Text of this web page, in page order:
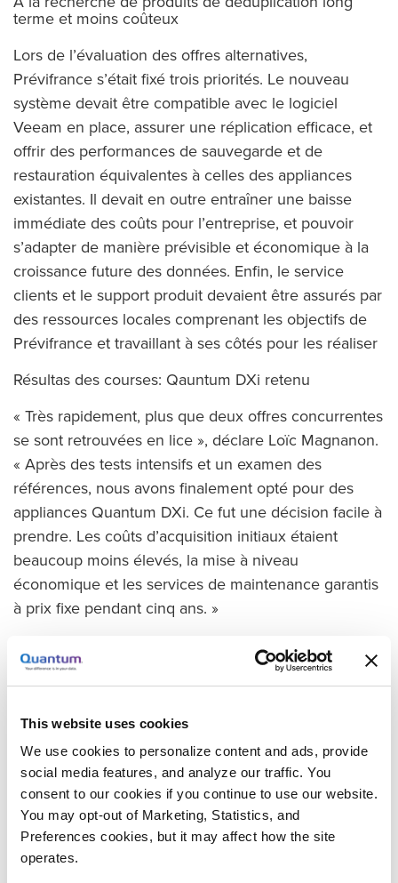
This website uses cookies
We use cookies to personalize content and ads, provide
social media features, and analyze our traffic. You
consent to our cookies if you continue to use our website.
You may opt-out of Marketing, Statistics, and
Preferences cookies, but it may affect how the site
operates.
terme et moins coûteux
Lors de l’évaluation des offres alternatives,
Prévifrance s’était fixé trois priorités. Le nouveau
système devait être compatible avec le logiciel
Veeam en place, assurer une réplication efficace, et
offrir des performances de sauvegarde et de
restauration équivalentes à celles des appliances
existantes. Il devait en outre entraîner une baisse
immédiate des coûts pour l’entreprise, et pouvoir
s’adapter de manière prévisible et économique à la
croissance future des données. Enfin, le service
clients et le support produit devaient être assurés par
des ressources locales comprenant les objectifs de
Prévifrance et travaillant à ses côtés pour les réaliser
Résultas des courses: Qauntum DXi retenu
« Très rapidement, plus que deux offres concurrentes
se sont retrouvées en lice », déclare Loïc Magnanon.
« Après des tests intensifs et un examen des
références, nous avons finalement opté pour des
appliances Quantum DXi. Ce fut une décision facile à
prendre. Les coûts d’acquisition initiaux étaient
beaucoup moins élevés, la mise à niveau
économique et les services de maintenance garantis
à prix fixe pendant cinq ans. »
Le nouveau système se compose d’appliances de
déduplication DXi4700 installées dans chacune des
bases de données, des fichiers bureautiques et des
e-mails sont désormais écrites quotidiennement sur
chaque système local. Veeam crée des images de
sauvegarde complètes synthétiques régulières et les
fichiers sont répliqués entre les sites. Cette
combinaison assure une protection à court terme
avec une restauration rapide, de même qu’une